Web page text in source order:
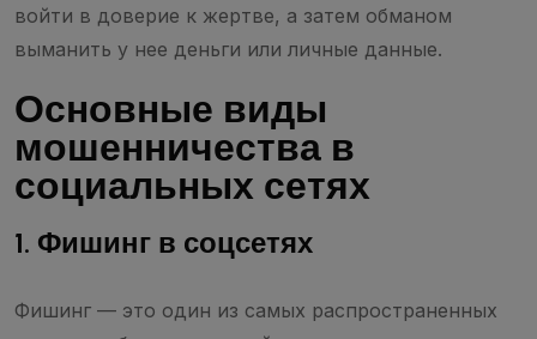
войти в доверие к жертве, а затем обманом
выманить у нее деньги или личные данные.
Основные виды
мошенничества в
социальных сетях
1. Фишинг в соцсетях
Фишинг — это один из самых распространенных